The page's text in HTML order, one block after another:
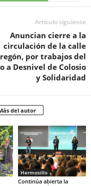
Artículo siguiente
Anuncian cierre a la
circulación de la calle
por trabajos del
a Desnivel de Colosio
y Solidaridad
del autor
Hermosillo
Continúa abierta la